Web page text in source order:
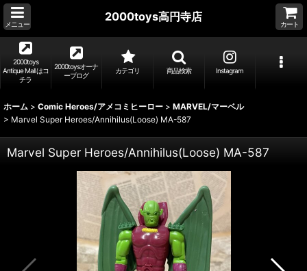
メニュー
2000toys高円寺店
カート
2000toys
Antique Mall はコ
チラ
2000toysオーナ
ーブログ
カテゴリ 商品検索 Instagram
ホーム > Comic Heroes/アメコミヒーロー > MARVEL/マーベル
> Marvel Super Heroes/Annihilus(Loose) MA-587
Marvel Super Heroes/Annihilus(Loose) MA-587